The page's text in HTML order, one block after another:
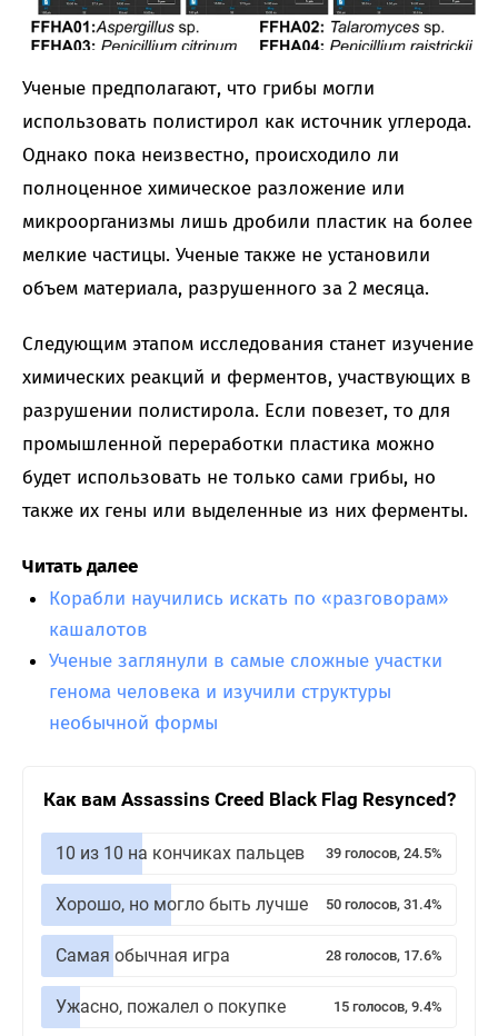
Ученые предполагают, что грибы могли
использовать полистирол как источник углерода.
Однако пока неизвестно, происходило ли
полноценное химическое разложение или
микроорганизмы лишь дробили пластик на более
мелкие частицы. Ученые также не установили
объем материала, разрушенного за 2 месяца.
Следующим этапом исследования станет изучение
химических реакций и ферментов, участвующих в
разрушении полистирола. Если повезет, то для
промышленной переработки пластика можно
будет использовать не только сами грибы, но
также их гены или выделенные из них ферменты.
Читать далее
Корабли научились искать по «разговорам»
кашалотов
Ученые заглянули в самые сложные участки
генома человека и изучили структуры
необычной формы
Как вам Assassins Creed Black Flag Resynced?
10 из 10 на кончиках пальцев 39 голосов, 24.5%
Хорошо, но могло быть лучше 50 голосов, 31.4%
Самая обычная игра 28 голосов, 17.6%
Ужасно, пожалел о покупке 15 голосов, 9.4%